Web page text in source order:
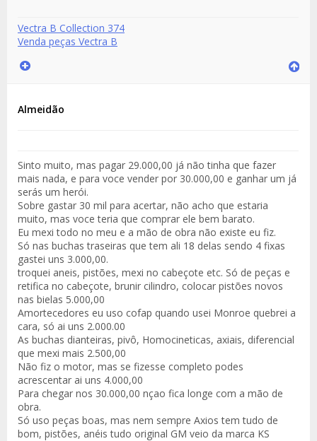
Vectra B Collection 374
Venda peças Vectra B
Almeidão
Sinto muito, mas pagar 29.000,00 já não tinha que fazer
mais nada, e para voce vender por 30.000,00 e ganhar um já
serás um herói.
Sobre gastar 30 mil para acertar, não acho que estaria
muito, mas voce teria que comprar ele bem barato.
Eu mexi todo no meu e a mão de obra não existe eu fiz.
Só nas buchas traseiras que tem ali 18 delas sendo 4 fixas
gastei uns 3.000,00.
troquei aneis, pistões, mexi no cabeçote etc. Só de peças e
retifica no cabeçote, brunir cilindro, colocar pistões novos
nas bielas 5.000,00
Amortecedores eu uso cofap quando usei Monroe quebrei a
cara, só ai uns 2.000.00
As buchas dianteiras, pivô, Homocineticas, axiais, diferencial
que mexi mais 2.500,00
Não fiz o motor, mas se fizesse completo podes
acrescentar ai uns 4.000,00
Para chegar nos 30.000,00 nçao fica longe com a mão de
obra.
Só uso peças boas, mas nem sempre Axios tem tudo de
bom, pistões, anéis tudo original GM veio da marca KS